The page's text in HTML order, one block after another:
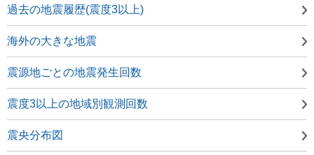
過去の地震履歴(震度3以上)
海外の大きな地震
震源地ごとの地震発生回数
震度3以上の地域別観測回数
震央分布図